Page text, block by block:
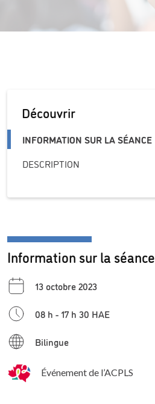
Découvrir
INFORMATION SUR LA SÉANCE
DESCRIPTION
Information sur la séance
13 octobre 2023
08 h - 17 h 30 HAE
Bilingue
Événement de l’ACPLS